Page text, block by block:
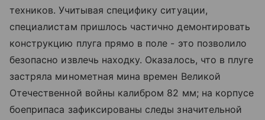
техников. Учитывая специфику ситуации,
специалистам пришлось частично демонтировать
конструкцию плуга прямо в поле - это позволило
безопасно извлечь находку. Оказалось, что в плуге
застряла минометная мина времен Великой
Отечественной войны калибром 82 мм; на корпусе
боеприпаса зафиксированы следы значительной